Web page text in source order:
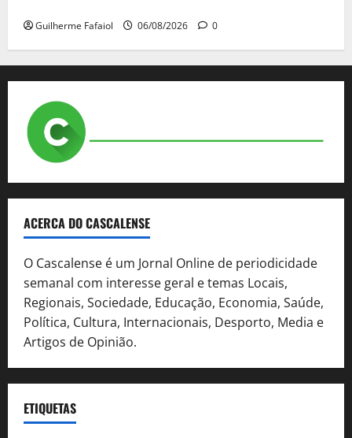
Guilherme Fafaiol 06/08/2026 0
ACERCA DO CASCALENSE
O Cascalense é um Jornal Online de periodicidade
semanal com interesse geral e temas Locais,
Regionais, Sociedade, Educação, Economia, Saúde,
Política, Cultura, Internacionais, Desporto, Media e
Artigos de Opinião.
ETIQUETAS